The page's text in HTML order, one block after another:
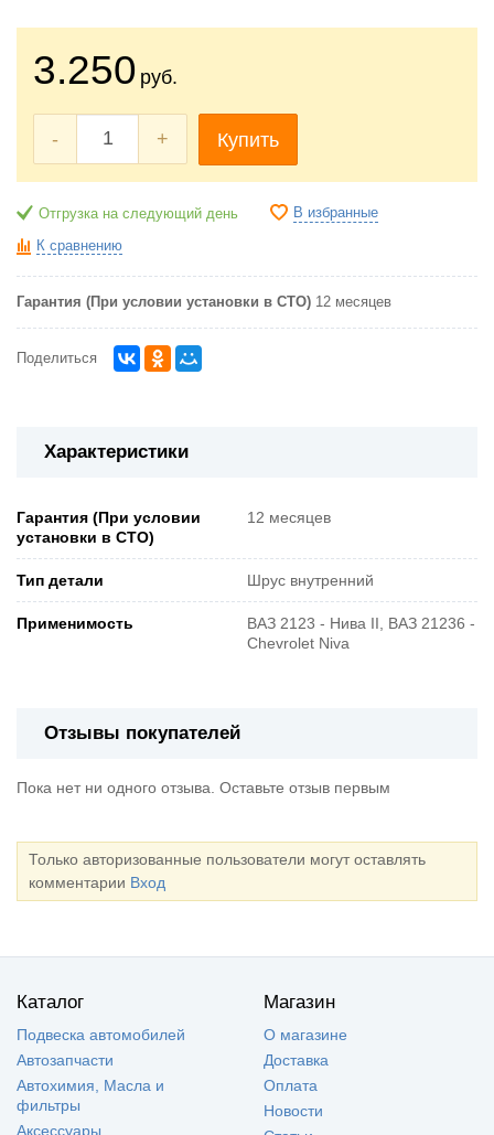
3.250 руб.
- + Купить
Отгрузка на следующий день В избранные
К сравнению
Гарантия (При условии установки в СТО) 12 месяцев
Поделиться
Характеристики
Гарантия (При условии
установки в СТО)
12 месяцев
Тип детали Шрус внутренний
Применимость
ВАЗ 2123 - Нива II, ВАЗ 21236 -
Chevrolet Niva
Отзывы покупателей
Пока нет ни одного отзыва. Оставьте отзыв первым
Только авторизованные пользователи могут оставлять
комментарии Вход
Каталог
Подвеска автомобилей
Автозапчасти
Автохимия, Масла и
фильтры
Аксессуары
Магазин
О магазине
Доставка
Оплата
Новости